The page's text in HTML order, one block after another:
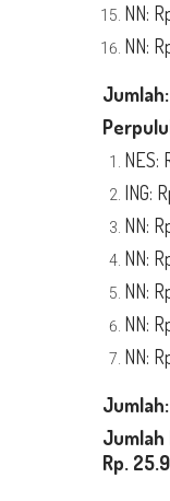
NN:
NN:
Jumlah:
NES:
ING:
NN:
NN:
NN:
NN:
NN:
Rp.